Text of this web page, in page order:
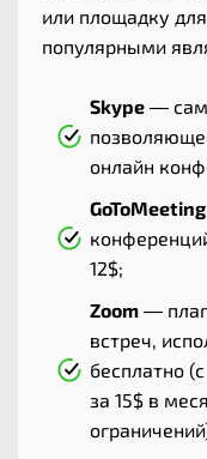
или площадку
популярными
Skype —
онлайн
GoToMeeting
12$;
Zoom —
встреч,
бесплатно
за 15$ в